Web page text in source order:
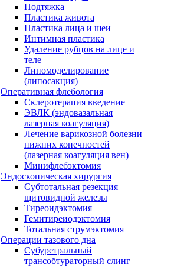
Подтяжка
Пластика живота
Пластика лица и шеи
Интимная пластика
Удаление рубцов на лице и
теле
Липомоделирование
(липосакция)
Оперативная флебология
Склеротерапия введение
ЭВЛК (эндовазальная
лазерная коагуляция)
Лечение варикозной болезни
нижних конечностей
(лазерная коагуляция вен)
Минифлебэктомия
Эндоскопическая хирургия
Субтотальная резекция
щитовидной железы
Тиреоидэктомия
Гемитиреиодэктомия
Тотальная струмэктомия
Операции тазового дна
Субуретральный
трансобтураторный слинг